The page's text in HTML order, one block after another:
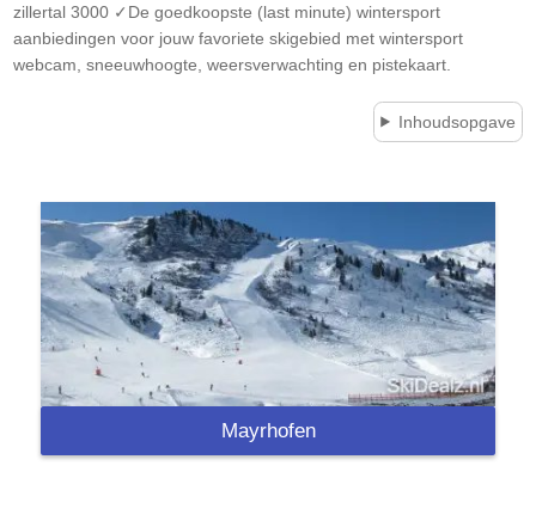
zillertal 3000 ✓De goedkoopste (last minute) wintersport
aanbiedingen voor jouw favoriete skigebied met wintersport
webcam, sneeuwhoogte, weersverwachting en pistekaart.
Inhoudsopgave
Mayrhofen